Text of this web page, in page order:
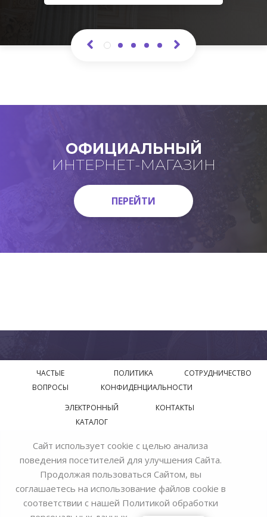
ОФИЦИАЛЬНЫЙ
ИНТЕРНЕТ-МАГАЗИН
ПЕРЕЙТИ
ПЕРЕЙТИ
ЧАСТЫЕ
ВОПРОСЫ
ПОЛИТИКА
КОНФИДЕНЦИАЛЬНОСТИ
СОТРУДНИЧЕСТВО
ЭЛЕКТРОННЫЙ
КАТАЛОГ
КОНТАКТЫ
© 2018—2026 Официальный сайт завода производителя
Bohemia Ivele Crystal
Сайт использует cookie с целью анализа
поведения посетителей для улучшения Сайта.
Продолжая пользоваться Сайтом, вы
соглашаетесь на использование файлов cookie в
соответствии с нашей Политикой обработки